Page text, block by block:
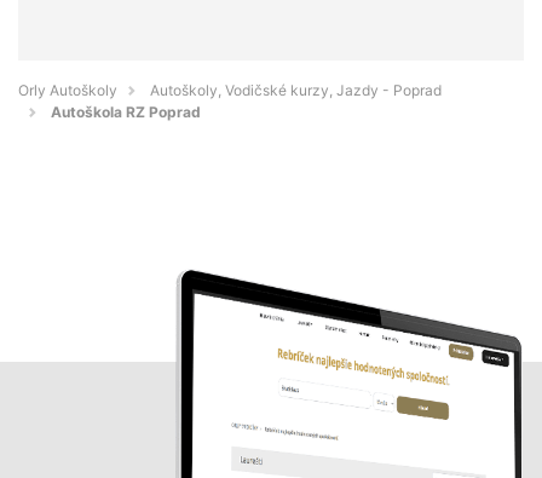
Orly Autoškoly
Autoškoly, Vodičské kurzy, Jazdy - Poprad
Autoškola RZ Poprad